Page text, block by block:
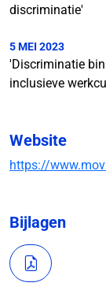
discriminatie'
5 MEI 2023
'Discriminatie
inclusieve
Website
https://
Bijlagen